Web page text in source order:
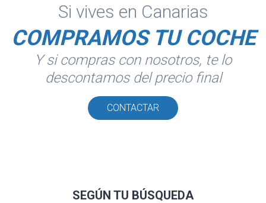
Si vives en Canarias
COMPRAMOS TU COCHE
Y si compras con nosotros, te lo
descontamos del precio final
CONTACTAR
SEGÚN TU BÚSQUEDA